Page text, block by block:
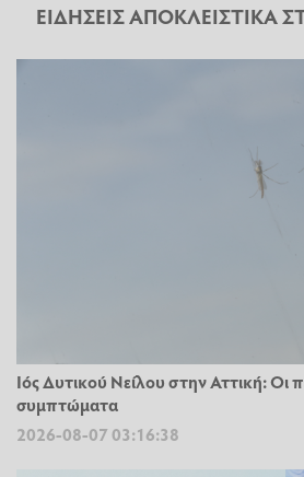
ΕΙΔΗΣΕΙΣ ΑΠΟΚΛΕΙΣΤΙΚΑ
Ιός Δυτικού Νείλου στην Αττική: Οι
συμπτώματα
2026-08-07 03:16:38